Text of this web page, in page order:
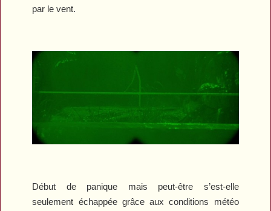
par le vent.
Début de panique mais peut-être s’est-elle
seulement échappée grâce aux conditions météo